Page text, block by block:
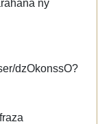
ny
dzOkonssO?